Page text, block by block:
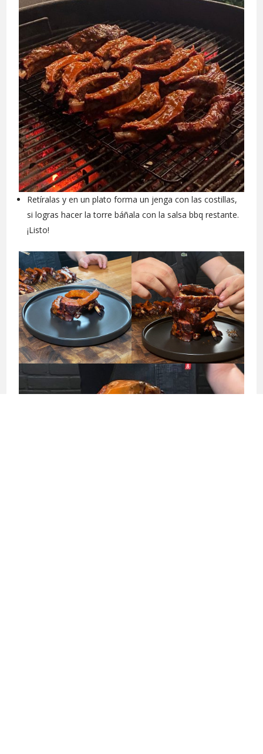
Retíralas y en un plato forma un jenga con las costillas,
si logras hacer la torre báñala con la salsa bbq restante.
¡Listo!